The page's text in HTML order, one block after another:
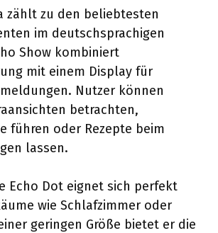
zählt zu den beliebtesten
im deutschsprachigen
Show kombiniert
mit einem Display für
Nutzer können
betrachten,
führen oder Rezepte beim
lassen.
Echo Dot eignet sich perfekt
wie Schlafzimmer oder
geringen Größe bietet er die